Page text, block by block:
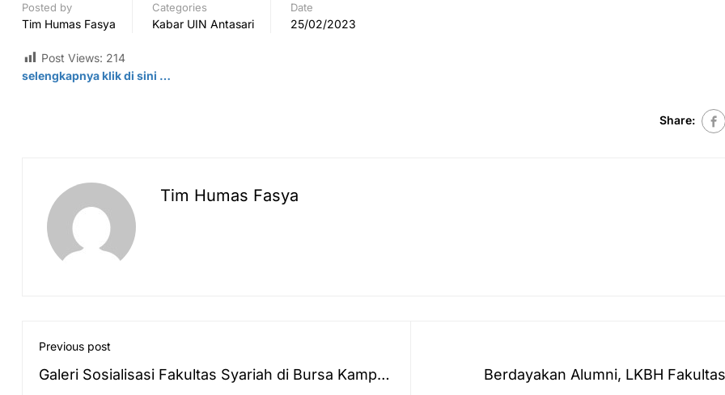
Posted by
Tim Humas Fasya
Categories
Kabar UIN Antasari
Date
25/02/2023
Post Views: 214
selengkapnya klik di sini …
Share:
Tim Humas Fasya
Previous post
Galeri Sosialisasi Fakultas Syariah di Bursa Kampus
Berdayakan Alumni, LKBH